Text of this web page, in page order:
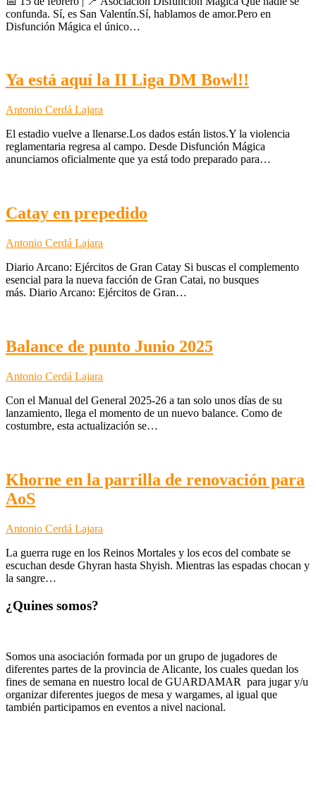
confunda. Sí, es San Valentín.Sí, hablamos de amor.Pero en
Disfunción Mágica el único…
Ya está aquí la II Liga DM Bowl!!
Antonio Cerdá Lajara
El estadio vuelve a llenarse.Los dados están listos.Y la violencia
reglamentaria regresa al campo. Desde Disfunción Mágica
anunciamos oficialmente que ya está todo preparado para…
Catay en prepedido
Antonio Cerdá Lajara
Diario Arcano: Ejércitos de Gran Catay Si buscas el complemento
esencial para la nueva facción de Gran Catai, no busques
más. Diario Arcano: Ejércitos de Gran…
Balance de punto Junio 2025
Antonio Cerdá Lajara
Con el Manual del General 2025-26 a tan solo unos días de su
lanzamiento, llega el momento de un nuevo balance. Como de
costumbre, esta actualización se…
Khorne en la parrilla de renovación para
AoS
Antonio Cerdá Lajara
La guerra ruge en los Reinos Mortales y los ecos del combate se
escuchan desde Ghyran hasta Shyish. Mientras las espadas chocan y
la sangre…
¿Quines somos?
Somos una asociación formada por un grupo de jugadores de
diferentes partes de la provincia de Alicante, los cuales quedan los
fines de semana en nuestro local de GUARDAMAR para jugar y/u
organizar diferentes juegos de mesa y wargames, al igual que
también participamos en eventos a nivel nacional.